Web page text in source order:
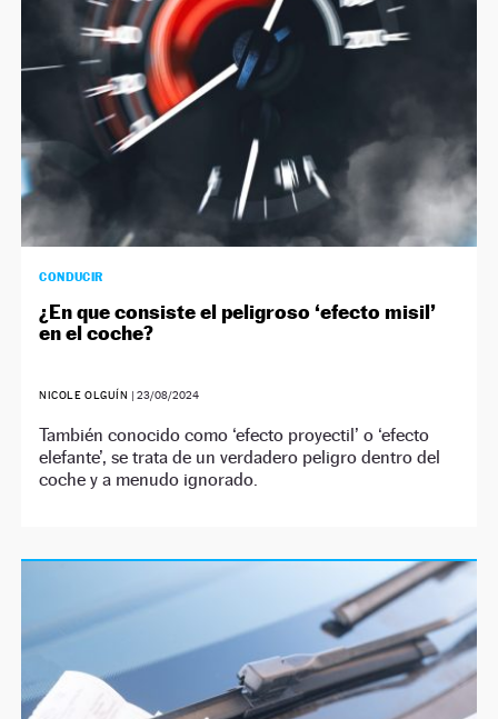
CONDUCIR
¿En que consiste el peligroso ‘efecto misil’
en el coche?
NICOLE OLGUÍN | 23/08/2024
También conocido como ‘efecto proyectil’ o ‘efecto
elefante’, se trata de un verdadero peligro dentro del
coche y a menudo ignorado.